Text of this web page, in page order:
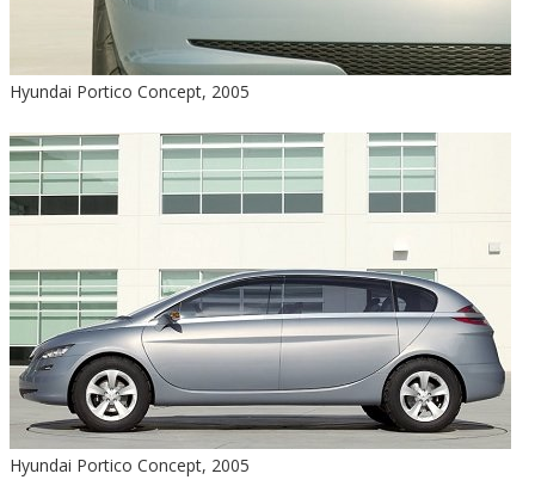
Hyundai Portico Concept, 2005
Hyundai Portico Concept, 2005